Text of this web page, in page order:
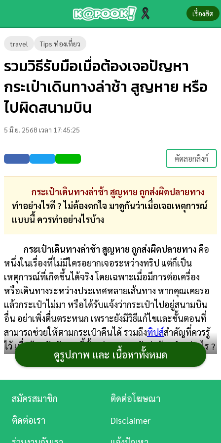
เรื่องฮิต
travel Tips ท่องเที่ยว
รวมวิธีรับมือเมื่อต้องเจอปัญหา
กระเป๋าเดินทางล่าช้า สูญหาย หรือ
ไปผิดสนามบิน
5 มิ.ย. 2568 เวลา 17:45:25
คัดลอกลิงก์
กระเป๋าเดินทางล่าช้า สูญหาย ถูกส่งผิดปลายทาง
ทำอย่างไรดี ? ไม่ต้องตกใจ มาดูกันว่าเมื่อเจอเหตุการณ์
แบบนี้ ควรทำอย่างไรบ้าง
กระเป๋าเดินทางล่าช้า สูญหาย ถูกส่งผิดปลายทาง คือ
หนึ่งในเรื่องที่ไม่มีใครอยากเจอระหว่างทริป แต่ก็เป็น
เหตุการณ์ที่เกิดขึ้นได้จริง โดยเฉพาะเมื่อมีการต่อเครื่อง
หรือเดินทางระหว่างประเทศหลายเส้นทาง หากคุณเคยรอ
แล้วกระเป๋าไม่มา หรือได้รับแจ้งว่ากระเป๋าไปอยู่สนามบิน
อื่น อย่าเพิ่งตื่นตระหนก เพราะยังมีวิธีแก้ไขและขั้นตอนที่
สามารถช่วยให้ตามกระเป๋าคืนได้ รวมถึงทิปส์สำคัญที่ควรรู้
ไว้ เพื่อป้องกันปัญหานี้ตั้งแต่แรก มาดูกันว่าต้องทำอย่างไร ?
จะได้เที่ยวแบบไร้กังวล
กระเป๋าเดินทางล่าช้า ทำ
อย่างไร ?
ดูรูปภาพ และ เนื้อหาทั้งหมด
ข่าว-
ความ
รู้
บันเทิง
ตรวจ
หวย
บอล
สด
เงิน
การ
ศึกษา
บันเทิง
ดู
หนัง
สมัครสมาชิก
ติดต่อโฆษณา
ติดต่อเรา
Disclaimer